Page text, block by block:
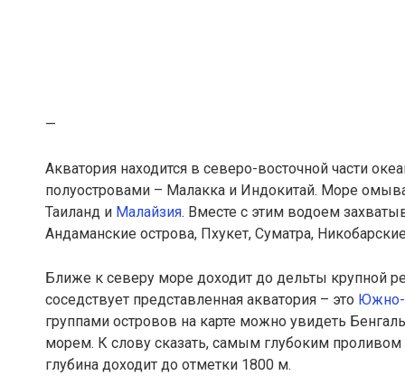
—
Акватория находится в северо-восточной части
полуостровами – Малакка и Индокитай. Море
Таиланд и Малайзия. Вместе с этим водоем
Андаманские острова, Пхукет, Суматра,
Ближе к северу море доходит до дельты крупной
соседствует представленная акватория – это Южно-
группами островов на карте можно увидеть
морем. К слову сказать, самым глубоким
глубина доходит до отметки 1800 м.